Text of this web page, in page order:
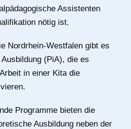
Assistenten
nötig ist.
Nordrhein-Westfalen gibt es
(PiA), die es
in einer Kita die
Programme bieten die
Ausbildung neben der